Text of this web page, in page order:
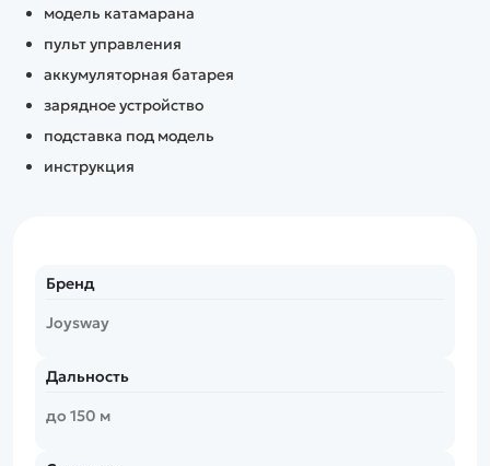
модель катамарана
пульт управления
аккумуляторная батарея
зарядное устройство
подставка под модель
инструкция
Бренд
Joysway
Дальность
до 150 м